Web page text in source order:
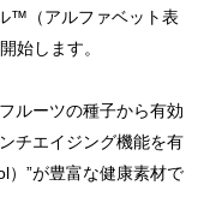
™（アルファベット表
始します。
ルーツの種子から有効
チエイジング機能を有
）”が豊富な健康素材で